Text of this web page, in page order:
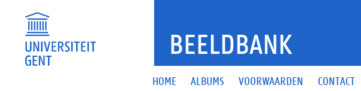
BEELDBANK
HOME ALBUMS VOORWAARDEN CONTACT